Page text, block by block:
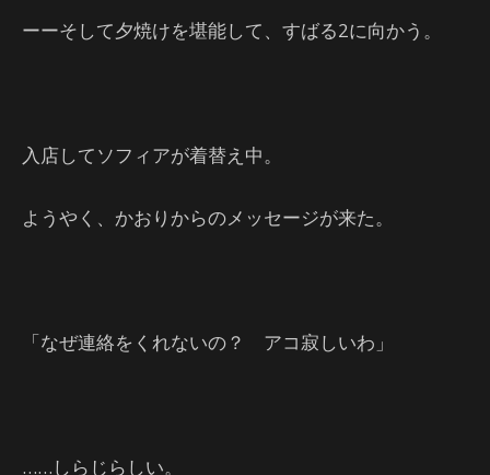
ーーそして夕焼けを堪能して、すばる2に向かう。
入店してソフィアが着替え中。
ようやく、かおりからのメッセージが来た。
「なぜ連絡をくれないの？ アコ寂しいわ」
……しらじらしい。